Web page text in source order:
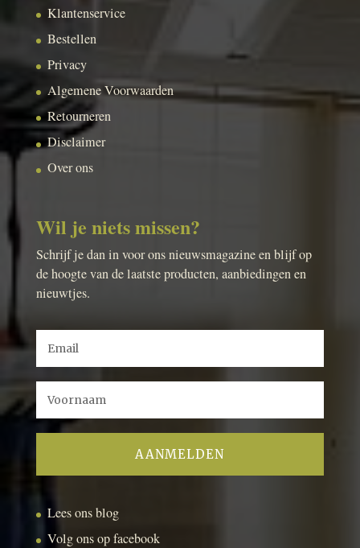
Klantenservice
Bestellen
Privacy
Algemene Voorwaarden
Retourneren
Disclaimer
Over ons
Wil je niets missen?
Schrijf je dan in voor ons nieuwsmagazine en blijf op
de hoogte van de laatste producten, aanbiedingen en
nieuwtjes.
Lees ons blog
Volg ons op facebook